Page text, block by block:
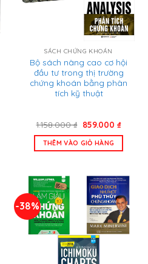
SÁCH CHỨNG KHOÁN
Bộ sách nâng cao cơ hội
đầu tư trong thị trường
chứng khoán bằng phân
tích kỹ thuật
1.158.000₫ Giá
là:
1.158.000 ₫.
859.000 ₫Giá
tại
THÊM VÀO GIỎ HÀNG
-38%